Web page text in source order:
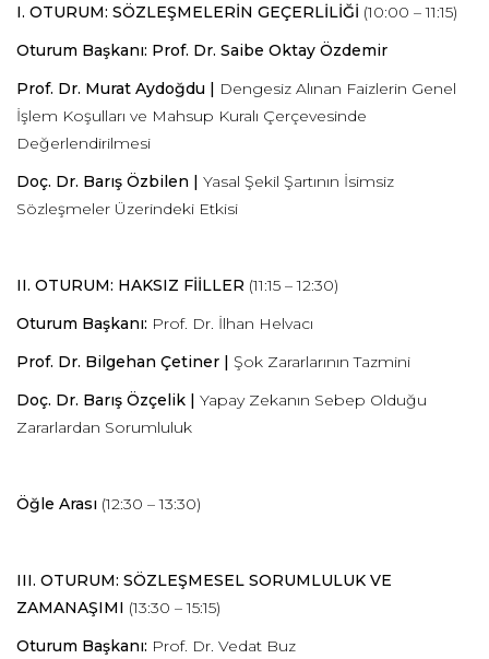
I. OTURUM: SÖZLEŞMELERİN GEÇERLİLİĞİ (10:00 – 11:15)
Oturum Başkanı: Prof. Dr. Saibe Oktay Özdemir
Prof. Dr. Murat Aydoğdu | Dengesiz Alınan Faizlerin Genel
İşlem Koşulları ve Mahsup Kuralı Çerçevesinde
Değerlendirilmesi
Doç. Dr. Barış Özbilen | Yasal Şekil Şartının İsimsiz
Sözleşmeler Üzerindeki Etkisi
II. OTURUM: HAKSIZ FİİLLER (11:15 – 12:30)
Oturum Başkanı: Prof. Dr. İlhan Helvacı
Prof. Dr. Bilgehan Çetiner | Şok Zararlarının Tazmini
Doç. Dr. Barış Özçelik | Yapay Zekanın Sebep Olduğu
Zararlardan Sorumluluk
Öğle Arası (12:30 – 13:30)
III. OTURUM: SÖZLEŞMESEL SORUMLULUK VE
ZAMANAŞIMI (13:30 – 15:15)
Oturum Başkanı: Prof. Dr. Vedat Buz